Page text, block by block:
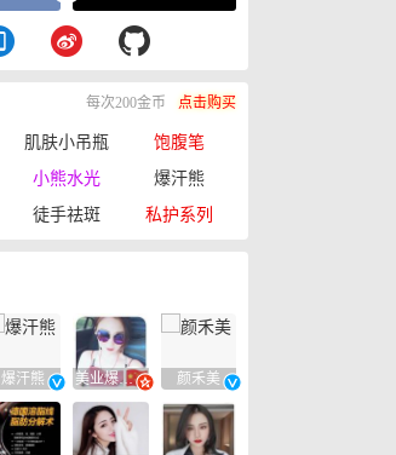
每次200金币 点击购买
肌肤小吊瓶
饱腹笔
小熊水光
爆汗熊
徒手祛斑 私护系列
爆汗熊 美业爆款平台 颜禾美